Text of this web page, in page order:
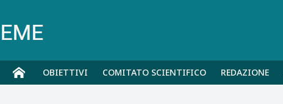
OBIETTIVI COMITATO SCIENTIFICO REDAZIONE